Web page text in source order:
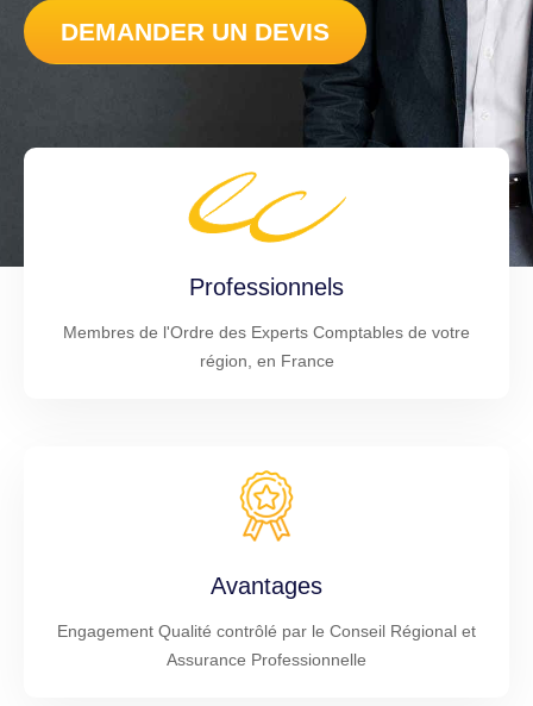
DEMANDER UN DEVIS
Professionnels
Membres de l'Ordre des Experts Comptables de votre
région, en France
Avantages
Engagement Qualité contrôlé par le Conseil Régional et
Assurance Professionnelle